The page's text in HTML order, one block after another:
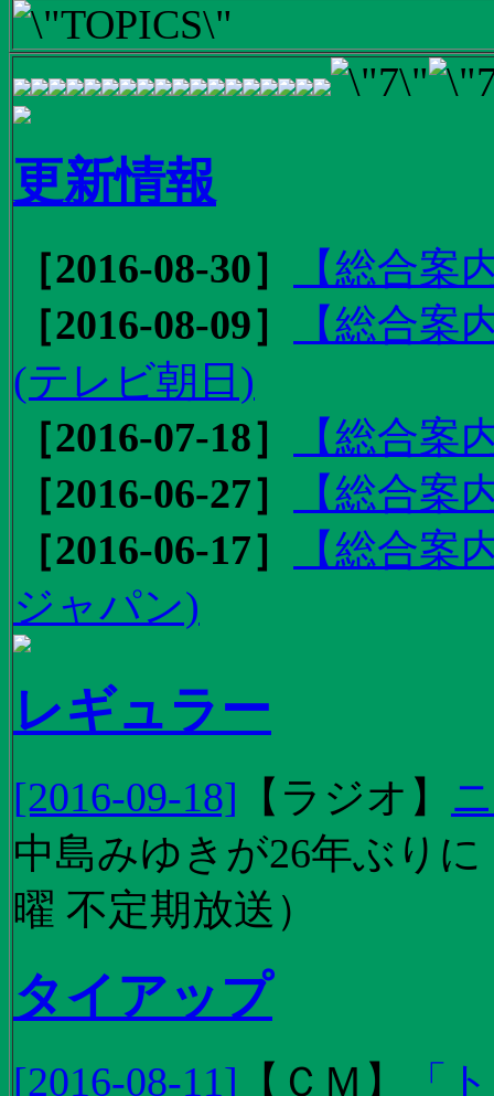
更新情報
［2016-08-30］
【総合
［2016-08-09］
【総合
(テレビ朝日)
［2016-07-18］
【総合案
［2016-06-27］
【総合案
［2016-06-17］
【総合
ジャパン)
レギュラー
[2016-09-18] 【 ラジオ 】
中島みゆきが26年ぶり
曜 不定期放送）
タイアップ
[2016-08-11] 【 ＣＭ 】 「